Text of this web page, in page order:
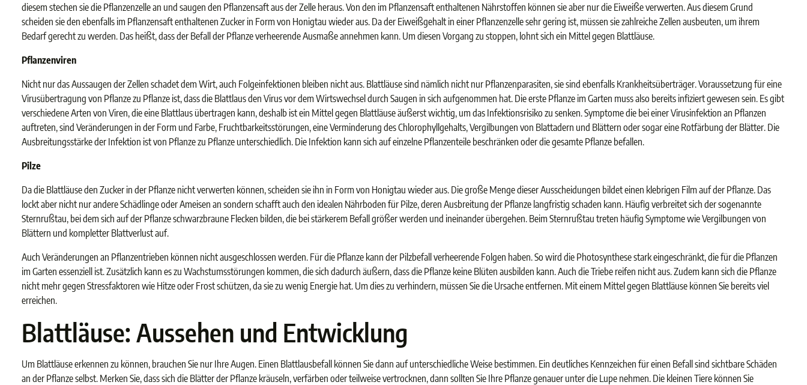
diesem stechen sie die Pflanzenzelle an und saugen den Pflanzensaft aus der Zelle heraus. Von den im Pflanzensaft enthaltenen Nährstoffen können sie aber nur die Eiweiße verwerten. Aus diesem Grund
scheiden sie den ebenfalls im Pflanzensaft enthaltenen Zucker in Form von Honigtau wieder aus. Da der Eiweißgehalt in einer Pflanzenzelle sehr gering ist, müssen sie zahlreiche Zellen ausbeuten, um ihrem
Bedarf gerecht zu werden. Das heißt, dass der Befall der Pflanze verheerende Ausmaße annehmen kann. Um diesen Vorgang zu stoppen, lohnt sich ein Mittel gegen Blattläuse.
Pflanzenviren
Nicht nur das Aussaugen der Zellen schadet dem Wirt, auch Folgeinfektionen bleiben nicht aus. Blattläuse sind nämlich nicht nur Pflanzenparasiten, sie sind ebenfalls Krankheitsüberträger. Voraussetzung für eine
Virusübertragung von Pflanze zu Pflanze ist, dass die Blattlaus den Virus vor dem Wirtswechsel durch Saugen in sich aufgenommen hat. Die erste Pflanze im Garten muss also bereits infiziert gewesen sein. Es gibt
verschiedene Arten von Viren, die eine Blattlaus übertragen kann, deshalb ist ein Mittel gegen Blattläuse äußerst wichtig, um das Infektionsrisiko zu senken. Symptome die bei einer Virusinfektion an Pflanzen
auftreten, sind Veränderungen in der Form und Farbe, Fruchtbarkeitsstörungen, eine Verminderung des Chlorophyllgehalts, Vergilbungen von Blattadern und Blättern oder sogar eine Rotfärbung der Blätter. Die
Ausbreitungsstärke der Infektion ist von Pflanze zu Pflanze unterschiedlich. Die Infektion kann sich auf einzelne Pflanzenteile beschränken oder die gesamte Pflanze befallen.
Pilze
Da die Blattläuse den Zucker in der Pflanze nicht verwerten können, scheiden sie ihn in Form von Honigtau wieder aus. Die große Menge dieser Ausscheidungen bildet einen klebrigen Film auf der Pflanze. Das
lockt aber nicht nur andere Schädlinge oder Ameisen an sondern schafft auch den idealen Nährboden für Pilze, deren Ausbreitung der Pflanze langfristig schaden kann. Häufig verbreitet sich der sogenannte
Sternrußtau, bei dem sich auf der Pflanze schwarzbraune Flecken bilden, die bei stärkerem Befall größer werden und ineinander übergehen. Beim Sternrußtau treten häufig Symptome wie Vergilbungen von
Blättern und kompletter Blattverlust auf.
Auch Veränderungen an Pflanzentrieben können nicht ausgeschlossen werden. Für die Pflanze kann der Pilzbefall verheerende Folgen haben. So wird die Photosynthese stark eingeschränkt, die für die Pflanzen
im Garten essenziell ist. Zusätzlich kann es zu Wachstumsstörungen kommen, die sich dadurch äußern, dass die Pflanze keine Blüten ausbilden kann. Auch die Triebe reifen nicht aus. Zudem kann sich die Pflanze
nicht mehr gegen Stressfaktoren wie Hitze oder Frost schützen, da sie zu wenig Energie hat. Um dies zu verhindern, müssen Sie die Ursache entfernen. Mit einem Mittel gegen Blattläuse können Sie bereits viel
erreichen.
Blattläuse: Aussehen und Entwicklung
Um Blattläuse erkennen zu können, brauchen Sie nur Ihre Augen. Einen Blattlausbefall können Sie dann auf unterschiedliche Weise bestimmen. Ein deutliches Kennzeichen für einen Befall sind sichtbare Schäden
an der Pflanze selbst. Merken Sie, dass sich die Blätter der Pflanze kräuseln, verfärben oder teilweise vertrocknen, dann sollten Sie Ihre Pflanze genauer unter die Lupe nehmen. Die kleinen Tiere können Sie